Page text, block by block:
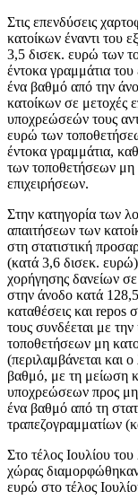
Στις επενδύσεις
κατοίκων έναντι του
3,5 δισεκ. ευρώ των
έντοκα γραμμάτια
ένα βαθμό από την
κατοίκων σε μετοχές
υποχρεώσεών τους
ευρώ των
έντοκα γραμμάτια,
των τοποθετήσεων μη
επιχειρήσεων.
Στην κατηγορία των
απαιτήσεων των
στη στατιστική
(κατά 3,6 δισεκ.
χορήγησης δανείων
στην άνοδο κατά
καταθέσεις και
τους συνδέεται με
τοποθετήσεων μη
(περιλαμβάνεται και
βαθμό, με τη μείωση
υποχρεώσεων προς μη
ένα βαθμό από τη
τραπεζογραμματίων
Στο τέλος Ιουλίου
χώρας
ευρώ στο τέλος